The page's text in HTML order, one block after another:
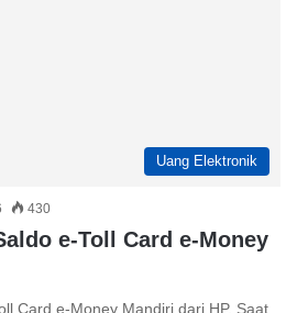
Uang Elektronik
430
e-Toll Card e-Money
Card e-Money Mandiri dari HP. Saat